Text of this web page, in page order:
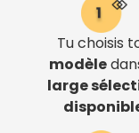
Tu choisis
modèle
large